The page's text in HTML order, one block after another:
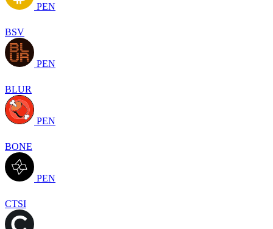
PEN
BSV
PEN
BLUR
PEN
BONE
PEN
CTSI